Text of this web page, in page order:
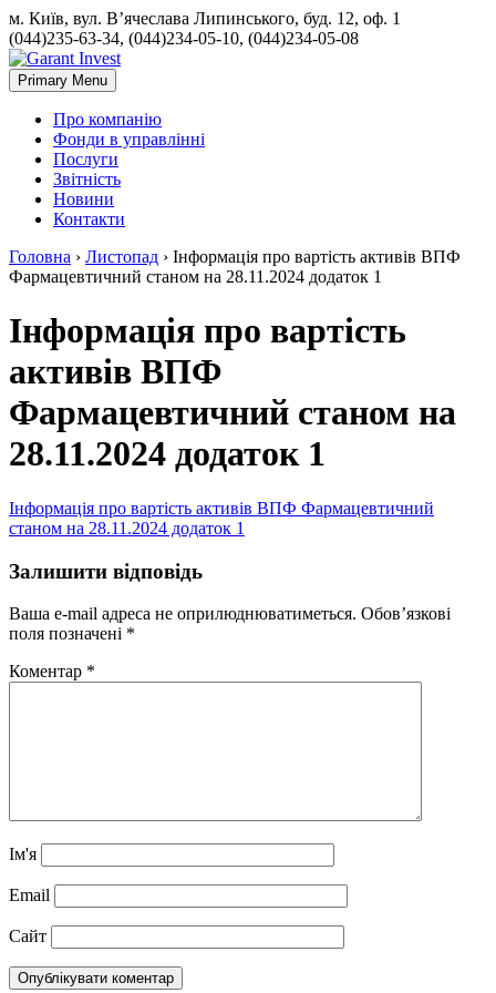
м. Київ, вул. В’ячеслава Липинського, буд. 12, оф. 1
(044)235-63-34, (044)234-05-10, (044)234-05-08
Primary Menu
Про компанію
Фонди в управлінні
Послуги
Звітність
Новини
Контакти
Головна › Листопад › Інформація про вартість активів ВПФ
Фармацевтичний станом на 28.11.2024 додаток 1
Інформація про вартість
активів ВПФ
Фармацевтичний станом на
28.11.2024 додаток 1
Інформація про вартість активів ВПФ Фармацевтичний
станом на 28.11.2024 додаток 1
Залишити відповідь
Ваша e-mail адреса не оприлюднюватиметься. Обов’язкові
поля позначені *
Коментар *
Ім'я
Email
Сайт